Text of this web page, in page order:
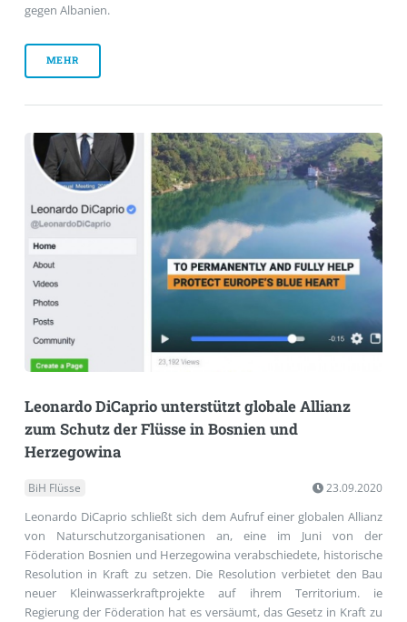
gegen Albanien.
MEHR
Leonardo DiCaprio unterstützt globale Allianz
zum Schutz der Flüsse in Bosnien und
Herzegowina
BiH Flüsse 23.09.2020
Leonardo DiCaprio schließt sich dem Aufruf einer globalen Allianz
von Naturschutzorganisationen an, eine im Juni von der
Föderation Bosnien und Herzegowina verabschiedete, historische
Resolution in Kraft zu setzen. Die Resolution verbietet den Bau
neuer Kleinwasserkraftprojekte auf ihrem Territorium. ie
Regierung der Föderation hat es versäumt, das Gesetz in Kraft zu